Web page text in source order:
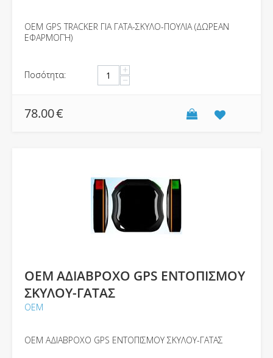
OEM GPS TRACKER ΓΙΑ ΓΑΤΑ-ΣΚΥΛΟ-ΠΟΥΛΙΑ (ΔΩΡΕΑΝ
ΕΦΑΡΜΟΓΉ)
Ποσότητα: +
−
78.00€
OEM ΑΔΙΑΒΡΟΧΟ GPS ΕΝΤΟΠΙΣΜΟΥ
ΣΚΥΛΟΥ-ΓΑΤΑΣ
ΟΕΜ
OEM ΑΔΙΑΒΡΟΧΟ GPS ΕΝΤΟΠΙΣΜΟΥ ΣΚΥΛΟΥ-ΓΑΤΑΣ